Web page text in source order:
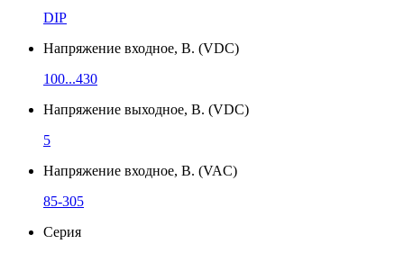
DIP
Напряжение входное, В. (VDC)
100...430
Напряжение выходное, В. (VDC)
5
Напряжение входное, В. (VAC)
85-305
Серия